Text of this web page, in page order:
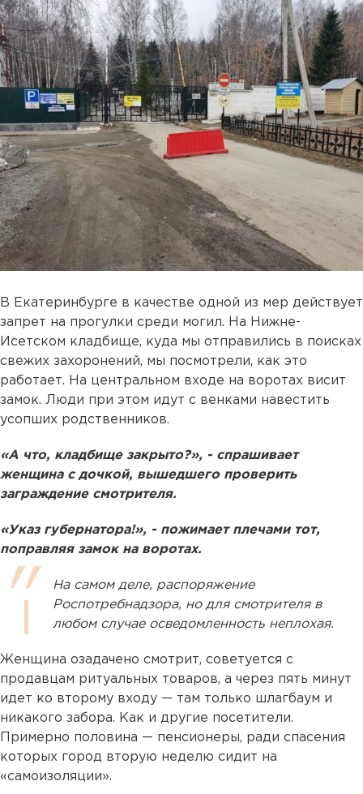
В Екатеринбурге в качестве одной из мер действует
запрет на прогулки среди могил. На Нижне-
Исетском кладбище, куда мы отправились в поисках
свежих захоронений, мы посмотрели, как это
работает. На центральном входе на воротах висит
замок. Люди при этом идут с венками навестить
усопших родственников.
«А что, кладбище закрыто?», - спрашивает
женщина с дочкой, вышедшего проверить
заграждение смотрителя.
«Указ губернатора!», - пожимает плечами тот,
поправляя замок на воротах.
На самом деле, распоряжение
Роспотребнадзора, но для смотрителя в
любом случае осведомленность неплохая.
Женщина озадачено смотрит, советуется с
продавцам ритуальных товаров, а через пять минут
идет ко второму входу — там только шлагбаум и
никакого забора. Как и другие посетители.
Примерно половина — пенсионеры, ради спасения
которых город вторую неделю сидит на
«самоизоляции».